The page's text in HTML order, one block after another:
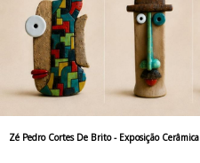
Zé Pedro Cortes De Brito - Exposição Cerâmica